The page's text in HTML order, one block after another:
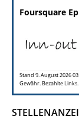
Foursquare
Stand 9. August 2026
Gewähr. Bezahlte Links.